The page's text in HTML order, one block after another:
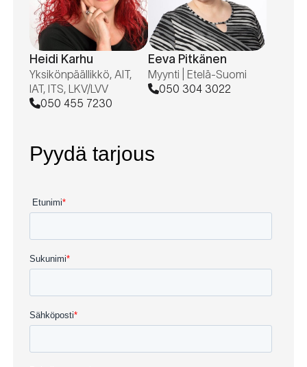
Heidi Karhu
Yksikönpäällikkö, AIT,
IAT, ITS, LKV/LVV
050 455 7230
Eeva Pitkänen
Myynti | Etelä-Suomi
050 304 3022